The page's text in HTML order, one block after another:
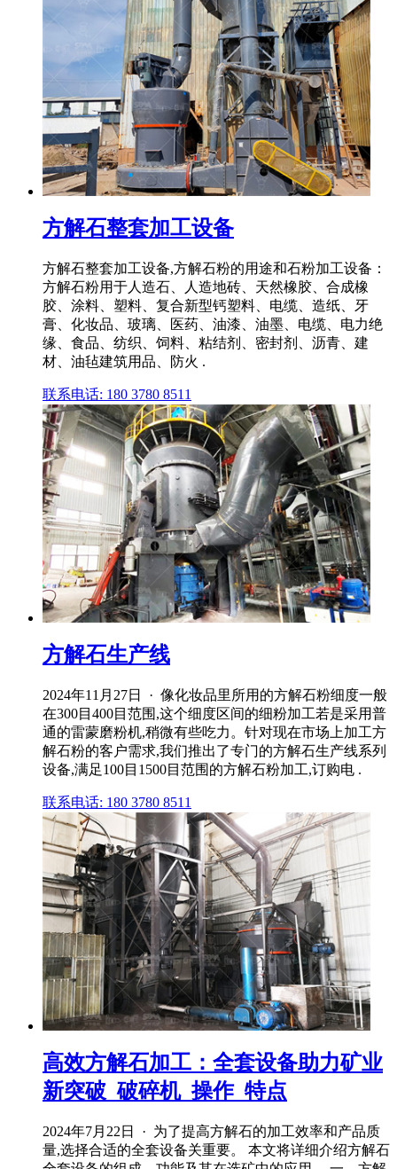
方解石整套加工设备
方解石整套加工设备,方解石粉的用途和石粉加工设备：
方解石粉用于人造石、人造地砖、天然橡胶、合成橡
胶、涂料、塑料、复合新型钙塑料、电缆、造纸、牙
膏、化妆品、玻璃、医药、油漆、油墨、电缆、电力绝
缘、食品、纺织、饲料、粘结剂、密封剂、沥青、建
材、油毡建筑用品、防火 .
联系电话: 180 3780 8511
方解石生产线
2024年11月27日 · 像化妆品里所用的方解石粉细度一般
在300目400目范围,这个细度区间的细粉加工若是采用普
通的雷蒙磨粉机,稍微有些吃力。针对现在市场上加工方
解石粉的客户需求,我们推出了专门的方解石生产线系列
设备,满足100目1500目范围的方解石粉加工,订购电 .
联系电话: 180 3780 8511
高效方解石加工：全套设备助力矿业
新突破_破碎机_操作_特点
2024年7月22日 · 为了提高方解石的加工效率和产品质
量,选择合适的全套设备关重要。 本文将详细介绍方解石